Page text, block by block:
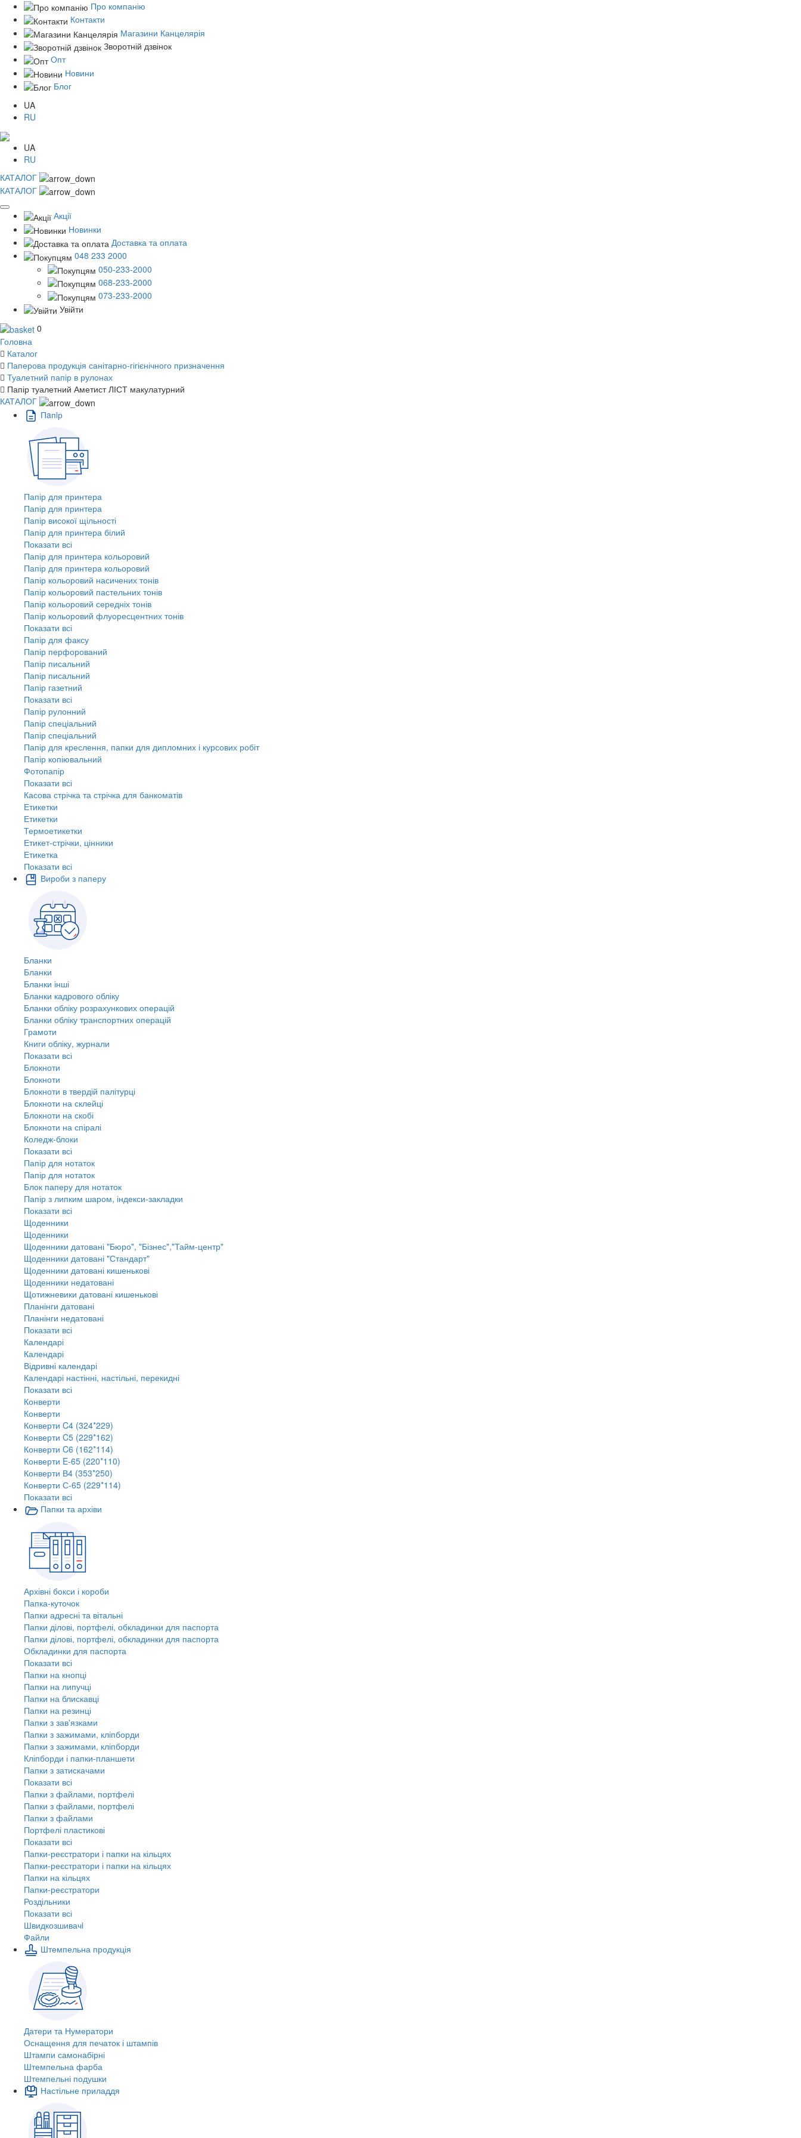
Про компанію
Контакти
Магазини Канцелярія
Зворотній дзвінок
Опт
Новини
Блог
UA
RU
UA
RU
КАТАЛОГ
КАТАЛОГ
Акції
Новинки
Доставка та оплата
048 233 2000
050-233-2000
068-233-2000
073-233-2000
Увійти
0
Головна
Каталог
Паперова продукція санітарно-гігієнічного призначення
Туалетний папір в рулонах
Папір туалетний Аметист ЛІСТ макулатурний
КАТАЛОГ
Пaпiр
Папір для принтера
Папір для принтера
Папір високої щільності
Папір для принтера білий
Показати всі
Папір для принтера кольоровий
Папір для принтера кольоровий
Папір кольоровий насичених тонів
Папір кольоровий пастельних тонів
Папір кольоровий середніх тонів
Папір кольоровий флуоресцентних тонів
Показати всі
Папір для факсу
Папір перфорований
Папір писальний
Папір писальний
Папір газетний
Показати всі
Папір рулонний
Папір спеціальний
Папір спеціальний
Папір для креслення, папки для дипломних і курсових робіт
Папір копіювальний
Фотопапір
Показати всі
Касова стрічка та стрічка для банкоматів
Етикетки
Етикетки
Термоетикетки
Етикет-стрічки, цінники
Етикетка
Показати всі
Вироби з паперу
Бланки
Бланки
Бланки інші
Бланки кадрового обліку
Бланки обліку розрахункових операцій
Бланки обліку транспортних операцій
Грамоти
Книги обліку, журнали
Показати всі
Блокноти
Блокноти
Блокноти в твердій палітурці
Блокноти на склейці
Блокноти на скобі
Блокноти на спіралі
Коледж-блоки
Показати всі
Папір для нотаток
Папір для нотаток
Блок паперу для нотаток
Папір з липким шаром, індекси-закладки
Показати всі
Щоденники
Щоденники
Щоденники датовані "Бюро", "Бізнес","Тайм-центр"
Щоденники датовані "Стандарт"
Щоденники датовані кишенькові
Щоденники недатовані
Щотижневики датовані кишенькові
Планінги датовані
Планінги недатовані
Показати всі
Календарі
Календарі
Відривні календарі
Календарі настінні, настільні, перекидні
Показати всі
Конверти
Конверти
Конверти C4 (324*229)
Конверти C5 (229*162)
Конверти C6 (162*114)
Конверти E-65 (220*110)
Конверти В4 (353*250)
Конверти С-65 (229*114)
Показати всі
Папки та архіви
Архівні бокси і короби
Папка-куточок
Папки адресні та вітальні
Папки ділові, портфелі, обкладинки для паспорта
Папки ділові, портфелі, обкладинки для паспорта
Обкладинки для паспорта
Показати всі
Папки на кнопці
Папки на липучці
Папки на блискавці
Папки на резинці
Папки з зав'язками
Папки з зажимами, кліпборди
Папки з зажимами, кліпборди
Кліпборди і папки-планшети
Папки з затискачами
Показати всі
Папки з файлами, портфелі
Папки з файлами, портфелі
Папки з файлами
Портфелі пластикові
Показати всі
Папки-реєстратори і папки на кільцях
Папки-реєстратори і папки на кільцях
Папки на кільцях
Папки-реєстратори
Роздільники
Показати всі
Швидкозшивачi
Файли
Штемпельна продукція
Датери та Нумератори
Оснащення для печаток і штампів
Штампи самонабірні
Штемпельна фарба
Штемпельні подушки
Настільне приладдя